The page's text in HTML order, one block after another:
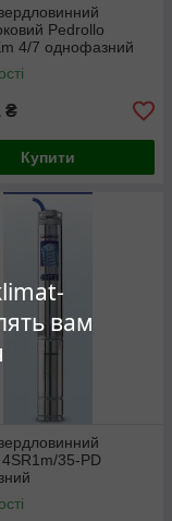
вам
Pedrollo
4/7 однофазний
₴
Купити
35-PD